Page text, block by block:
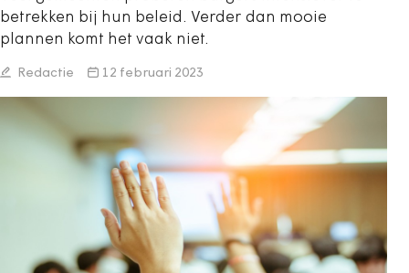
betrekken bij hun beleid. Verder dan mooie
plannen komt het vaak niet.
Redactie 12 februari 2023